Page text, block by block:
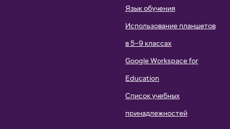
Язык обучения
Использование планшетов
в 5–9 классах
Google Workspace for
Education
Список учебных
принадлежностей